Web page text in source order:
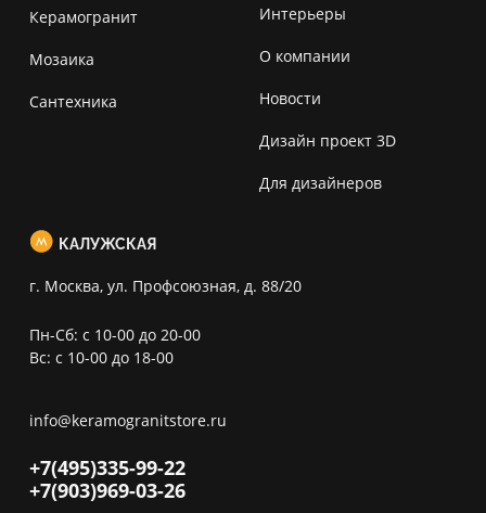
Керамогранит
Мозаика
Сантехника
Интерьеры
О компании
Новости
Дизайн проект 3D
Для дизайнеров
КАЛУЖСКАЯ
г. Москва, ул. Профсоюзная, д. 88/20
Пн-Сб: с 10-00 до 20-00
Вс: с 10-00 до 18-00
info@keramogranitstore.ru
+7(495)335-99-22
+7(903)969-03-26